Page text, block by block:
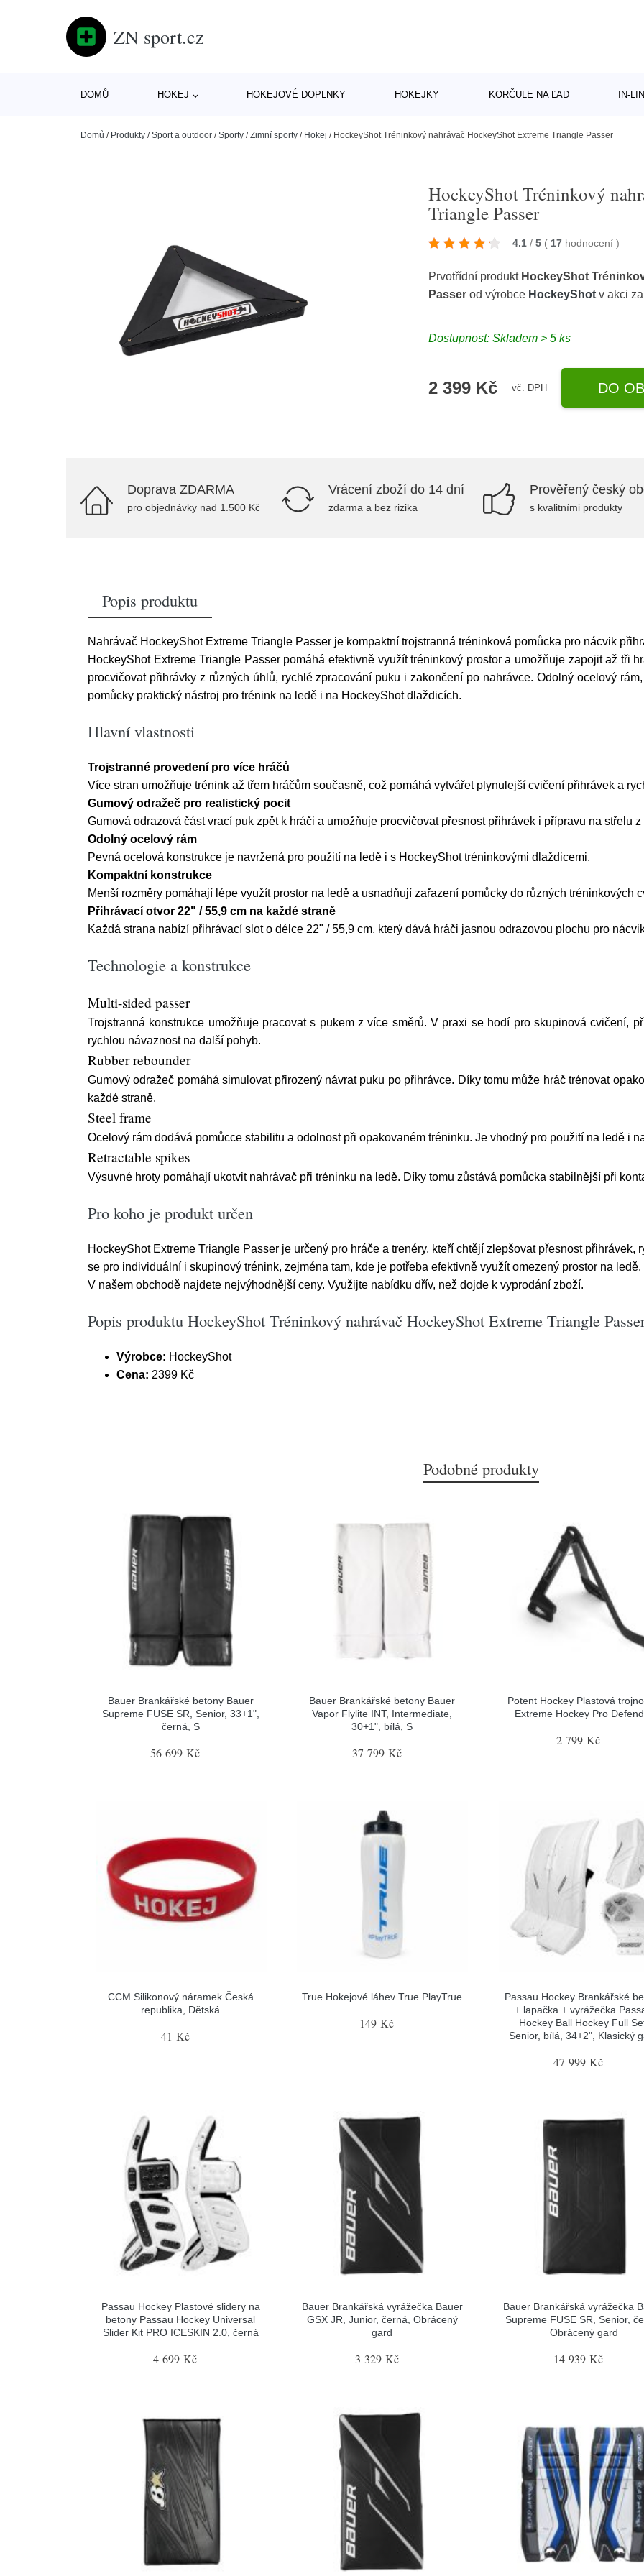
ZN sport.cz
DOMŮ HOKEJ HOKEJOVÉ DOPLNKY HOKEJKY KORČULE NA ĽAD IN-
Domů / Produkty /Sport a outdoor /Sporty /Zimní sporty / Hokej / HockeyShot Tréninkový nahrávač HockeyShot Extreme Triangle Passer
HockeyShot Tréninkový
Triangle Passer
4.1 / 5 ( 17 hodnocení)
Prvotřídní produkt HockeyShot
Passer od výrobce HockeyShot v akci
Dostupnost: Skladem > 5 ks
2 399 Kč vč. DPH DO
Doprava ZDARMA
pro objednávky nad 1.500 Kč
Vrácení zboží do 14 dní
zdarma a bez rizika
Prověřený český
s kvalitními produkty
Popis produktu
Nahrávač HockeyShot Extreme Triangle Passer je kompaktní trojstranná tréninková pomůcka pro nácvik
HockeyShot Extreme Triangle Passer pomáhá efektivně využít tréninkový prostor a umožňuje zapojit až tři
procvičovat přihrávky z různých úhlů, rychlé zpracování puku i zakončení po nahrávce. Odolný ocelový
pomůcky praktický nástroj pro trénink na ledě i na HockeyShot dlaždicích.
Hlavní vlastnosti
Trojstranné provedení pro více hráčů
Více stran umožňuje trénink až třem hráčům současně, což pomáhá vytvářet plynulejší cvičení přihrávek a
Gumový odražeč pro realistický pocit
Gumová odrazová část vrací puk zpět k hráči a umožňuje procvičovat přesnost přihrávek i přípravu na střelu z
Odolný ocelový rám
Pevná ocelová konstrukce je navržená pro použití na ledě i s HockeyShot tréninkovými dlaždicemi.
Kompaktní konstrukce
Menší rozměry pomáhají lépe využít prostor na ledě a usnadňují zařazení pomůcky do různých tréninkových
Přihrávací otvor 22" / 55,9 cm na každé straně
Každá strana nabízí přihrávací slot o délce 22" / 55,9 cm, který dává hráči jasnou odrazovou plochu pro
Technologie a konstrukce
Multi-sided passer
Trojstranná konstrukce umožňuje pracovat s pukem z více směrů. V praxi se hodí pro skupinová cvičení,
rychlou návaznost na další pohyb.
Rubber rebounder
Gumový odražeč pomáhá simulovat přirozený návrat puku po přihrávce. Díky tomu může hráč trénovat
každé straně.
Steel frame
Ocelový rám dodává pomůcce stabilitu a odolnost při opakovaném tréninku. Je vhodný pro použití na ledě i
Retractable spikes
Výsuvné hroty pomáhají ukotvit nahrávač při tréninku na ledě. Díky tomu zůstává pomůcka stabilnější při
Pro koho je produkt určen
HockeyShot Extreme Triangle Passer je určený pro hráče a trenéry, kteří chtějí zlepšovat přesnost
se pro individuální i skupinový trénink, zejména tam, kde je potřeba efektivně využít omezený prostor na ledě.
V našem obchodě najdete nejvýhodnější ceny. Využijte nabídku dřív, než dojde k vyprodání zboží.
Popis produktu HockeyShot Tréninkový nahrávač HockeyShot Extreme Triangle
Výrobce: HockeyShot
Cena: 2399 Kč
Podobné produkty
Bauer Brankářské betony Bauer
Supreme FUSE SR, Senior, 33+1",
černá, S
56 699 Kč
Bauer Brankářské betony Bauer
Vapor Flylite INT, Intermediate,
30+1", bílá, S
37 799 Kč
Potent Hockey Plastová
Extreme Hockey Pro
2 799 Kč
CCM Silikonový náramek Česká
republika, Dětská
41 Kč
True Hokejové láhev True PlayTrue
149 Kč
Passau Hockey Brankářské
+ lapačka + vyrážečka
Hockey Ball Hockey Full
Senior, bílá, 34+2", Klasický
47 999 Kč
Passau Hockey Plastové slidery na
betony Passau Hockey Universal
Slider Kit PRO ICESKIN 2.0, černá
4 699 Kč
Bauer Brankářská vyrážečka Bauer
GSX JR, Junior, černá, Obrácený
gard
3 329 Kč
Bauer Brankářská vyrážečka
Supreme FUSE SR, Senior,
Obrácený gard
14 939 Kč